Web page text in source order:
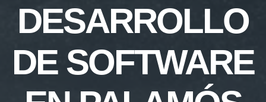
DESARROLLO
DE SOFTWARE